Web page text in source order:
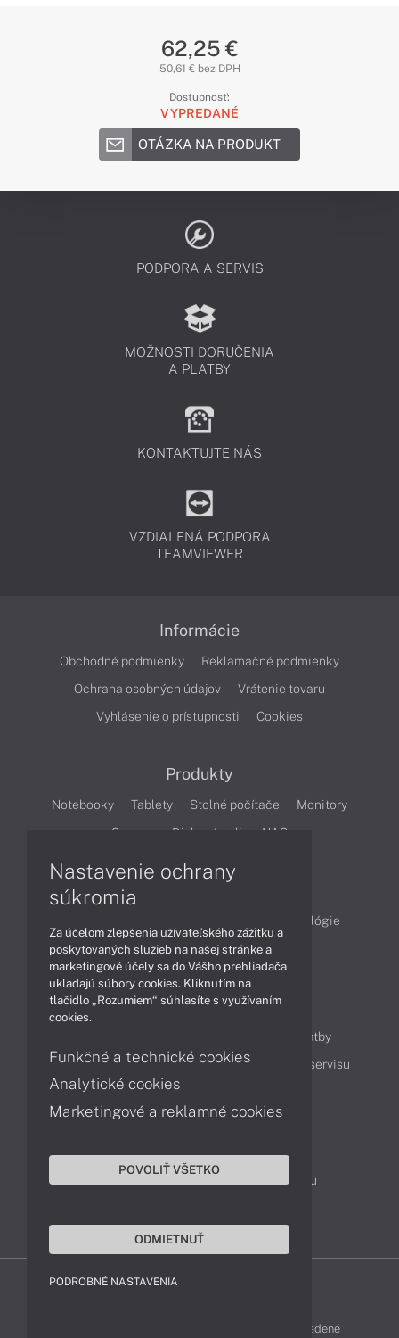
62,25 €
50,61 € bez DPH
Dostupnosť:
VYPREDANÉ
OTÁZKA NA PRODUKT
PODPORA A SERVIS
MOŽNOSTI DORUČENIA
A PLATBY
KONTAKTUJTE NÁS
VZDIALENÁ PODPORA
TEAMVIEWER
Informácie
Obchodné podmienky
Reklamačné podmienky
Ochrana osobných údajov
Vrátenie tovaru
Vyhlásenie o prístupnosti
Cookies
Produkty
Notebooky Tablety Stolné počítače
Monitory
Servery
Diskové polia a NAS
Technológie
Videá
Obsah
Možnosti doručenia a platby
Podpora a servis
Servisné služby Cenník servisu
Kontakty
043 4224 771
Obchodné oddelenie
Reklamácia tovaru
FUJITSU-SHOP © 2011 - 2026 Všetky práva vyhradené
Nastavenie ochrany
súkromia
Za účelom zlepšenia užívateľského zážitku a
poskytovaných služieb na našej stránke a
marketingové účely sa do Vášho prehliadača
ukladajú súbory cookies. Kliknutím na
tlačidlo „Rozumiem“ súhlasíte s využívaním
cookies.
Funkčné a technické cookies
Analytické cookies
Marketingové a reklamné cookies
POVOLIŤ VŠETKO
ODMIETNUŤ
PODROBNÉ NASTAVENIA